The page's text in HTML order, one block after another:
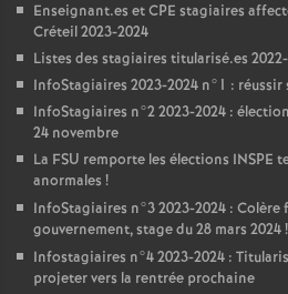
Enseignant.es etCPE stagiaires
Créteil 2023-2024
Listes des stagiaires titularisé.es
InfoStagiaires 2023-2024 n°1 :
InfoStagiaires n°2 2023-2024 :
24 novembre
La FSU remporte les élections INSPE
anormales !
InfoStagiaires n°3 2023-2024 : Colère
gouvernement, stage du 28 mars 2024!
Infostagiaires n°4 2023-2024 :
projeter vers la rentrée prochaine